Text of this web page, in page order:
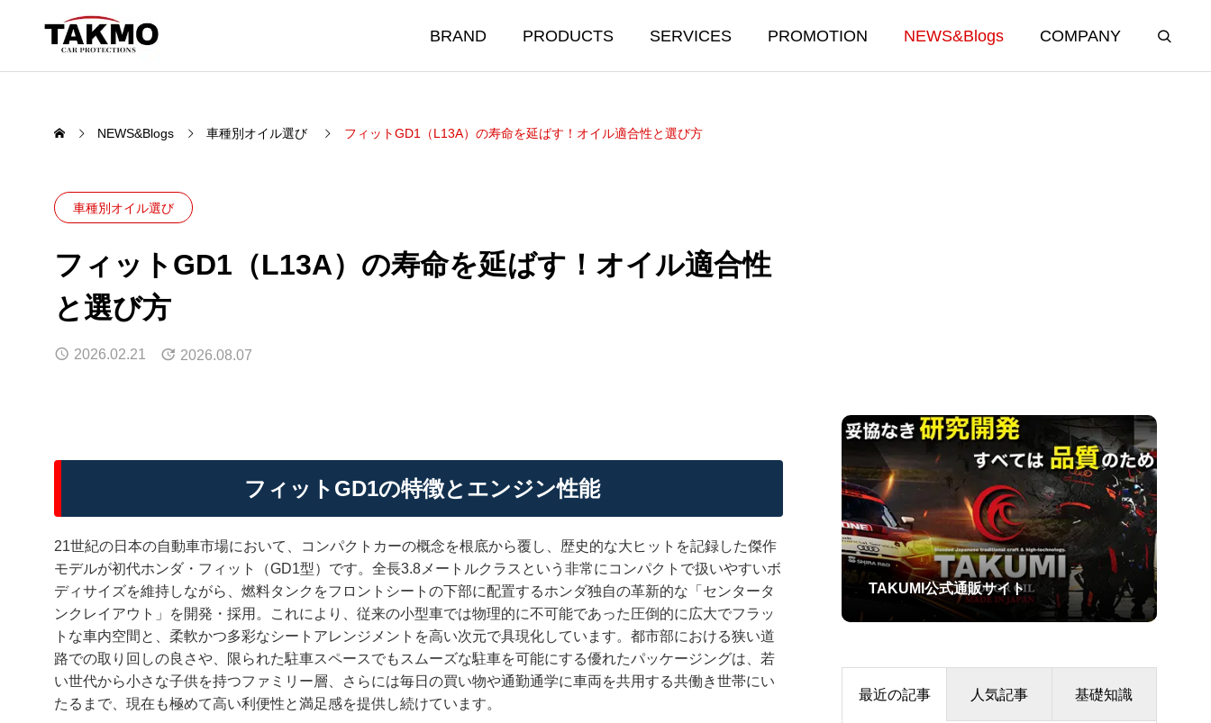
BRAND PRODUCTS SERVICES PROMOTION NEWS&Blogs COMPANY
PRODUCTS
”愛車を守る品質。”
MOTOR OIL ＆
BODY CARE
NEWS&Blogs 車種別オイル選び フィットGD1（L13A）の寿命を延ばす！オイル適合性と選び方
車種別オイル選び
フィットGD1（L13A）の寿命を延ばす！オイル適合性
と選び方
2026.02.21 2026.08.07
フィットGD1の特徴とエンジン性能
21世紀の日本の自動車市場において、コンパクトカーの概念を根底から覆し、歴史的な大ヒットを記録した傑作
モデルが初代ホンダ・フィット（GD1型）です。全長3.8メートルクラスという非常にコンパクトで扱いやすいボ
ディサイズを維持しながら、燃料タンクをフロントシートの下部に配置するホンダ独自の革新的な「センタータ
ンクレイアウト」を開発・採用。これにより、従来の小型車では物理的に不可能であった圧倒的に広大でフラッ
トな車内空間と、柔軟かつ多彩なシートアレンジメントを高い次元で具現化しています。都市部における狭い道
路での取り回しの良さや、限られた駐車スペースでもスムーズな駐車を可能にする優れたパッケージングは、若
い世代から小さな子供を持つファミリー層、さらには毎日の買い物や通勤通学に車両を共用する共働き世帯にい
たるまで、現在も極めて高い利便性と満足感を提供し続けています。
TAKUMI公式通販サイト
最近の記事 人気記事 基礎知識